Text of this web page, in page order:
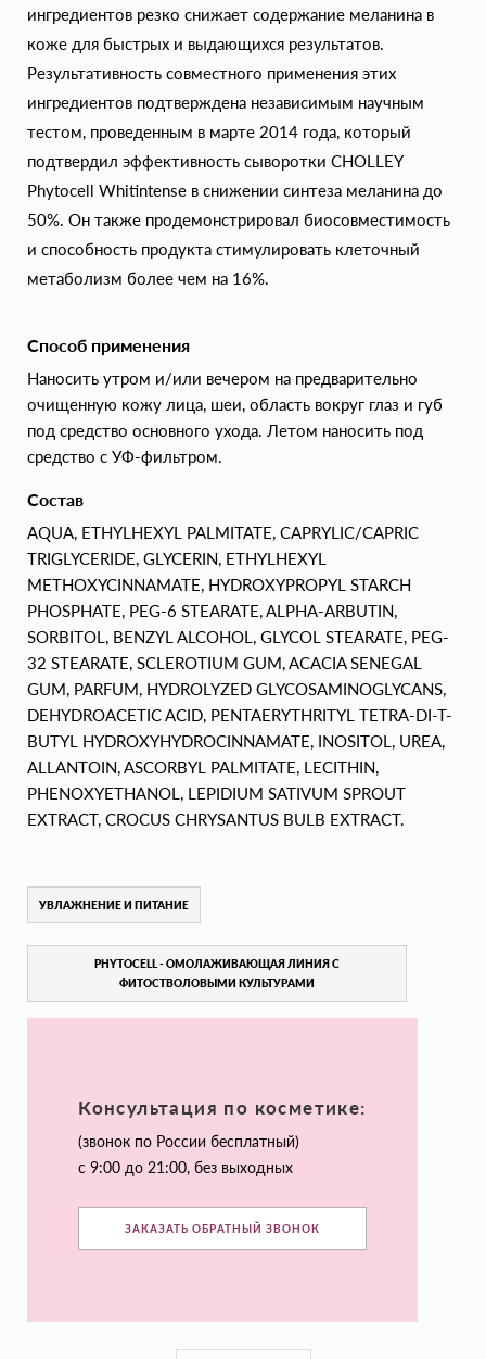
ингредиентов резко снижает содержание меланина в
коже для быстрых и выдающихся результатов.
Результативность совместного применения этих
ингредиентов подтверждена независимым научным
тестом, проведенным в марте 2014 года, который
подтвердил эффективность сыворотки CHOLLEY
Phytocell Whitintense в снижении синтеза меланина до
50%. Он также продемонстрировал биосовместимость
и способность продукта стимулировать клеточный
метаболизм более чем на 16%.
Способ применения
Наносить утром и/или вечером на предварительно
очищенную кожу лица, шеи, область вокруг глаз и губ
под средство основного ухода. Летом наносить под
средство с УФ-фильтром.
Состав
AQUA, ETHYLHEXYL PALMITATE, CAPRYLIC/CAPRIC
TRIGLYCERIDE, GLYCERIN, ETHYLHEXYL
METHOXYCINNAMATE, HYDROXYPROPYL STARCH
PHOSPHATE, PEG-6 STEARATE, ALPHA-ARBUTIN,
SORBITOL, BENZYL ALCOHOL, GLYCOL STEARATE, PEG-
32 STEARATE, SCLEROTIUM GUM, ACACIA SENEGAL
GUM, PARFUM, HYDROLYZED GLYCOSAMINOGLYCANS,
DEHYDROACETIC ACID, PENTAERYTHRITYL TETRA-DI-T-
BUTYL HYDROXYHYDROCINNAMATE, INOSITOL, UREA,
ALLANTOIN, ASCORBYL PALMITATE, LECITHIN,
PHENOXYETHANOL, LEPIDIUM SATIVUM SPROUT
EXTRACT, CROCUS CHRYSANTUS BULB EXTRACT.
УВЛАЖНЕНИЕ И ПИТАНИЕ
PHYTOCELL - ОМОЛАЖИВАЮЩАЯ ЛИНИЯ С
ФИТОСТВОЛОВЫМИ КУЛЬТУРАМИ
Консультация по косметике:
(звонок по России бесплатный)
с 9:00 до 21:00, без выходных
ЗАКАЗАТЬ ОБРАТНЫЙ ЗВОНОК